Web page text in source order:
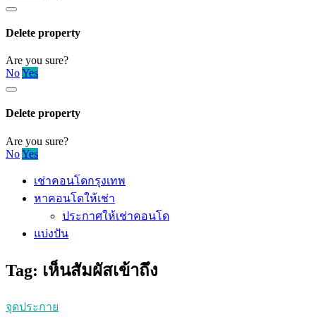
Delete property
Are you sure?
NoYes
Delete property
Are you sure?
NoYes
เช่าคอนโดกรุงเทพ
หาคอนโดให้เช่า
ประกาศให้เช่าคอนโด
แบ่งปัน
Tag: เห็นสัมผัสเข้าถึง
จุดประกาย